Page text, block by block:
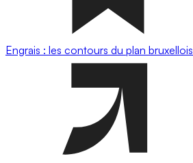
Engrais : les contours du plan bruxellois